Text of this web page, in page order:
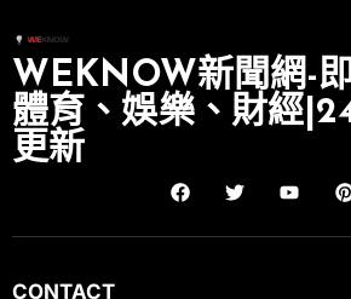
WEKNOW新聞網-
體育、娛樂、財經
更新
CONTACT